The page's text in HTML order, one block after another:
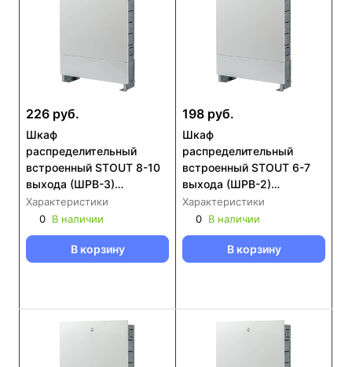
226 руб.
Шкаф
распределительный
встроенный STOUT 8-10
выхода (ШРВ-3)
670х125х746 (SCC-0002-
000810)
Характеристики
0 В наличии
В корзину
198 руб.
Шкаф
распределительный
встроенный STOUT 6-7
выхода (ШРВ-2)
670х125х596 (SCC-0002-
000067)
Характеристики
0 В наличии
В корзину